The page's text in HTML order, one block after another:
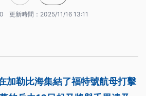
更新時間： 2025/11/16 13:11
加勒比海集結了福特號航母打擊